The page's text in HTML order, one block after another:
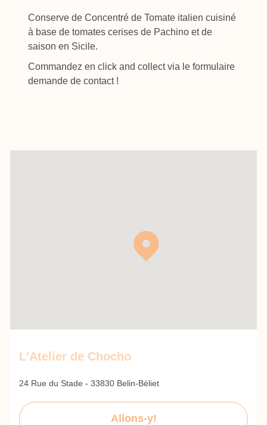
Conserve de Concentré de Tomate italien cuisiné
à base de tomates cerises de Pachino et de
saison en Sicile.
Commandez en click and collect via le formulaire
demande de contact !
L'Atelier de Chocho
24 Rue du Stade - 33830 Belin-Béliet
Allons-y!